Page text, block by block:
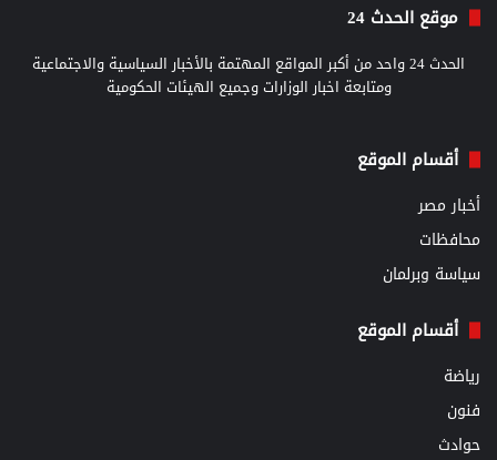
موقع الحدث 24
الحدث 24 واحد من أكبر المواقع المهتمة بالأخبار السياسية والاجتماعية
ومتابعة اخبار الوزارات وجميع الهيئات الحكومية
أقسام الموقع
أخبار مصر
محافظات
سياسة وبرلمان
أقسام الموقع
رياضة
فنون
حوادث